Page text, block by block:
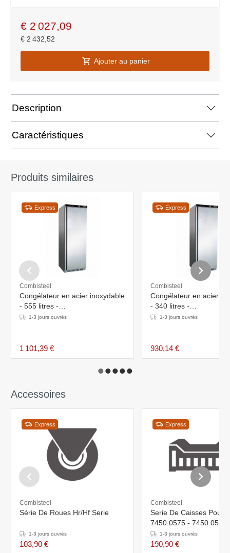
€ 2 027,09
€ 2 432,52
Ajouter au panier
Description
Caractéristiques
Produits similaires
Express
Combisteel
Congélateur en acier inoxydable
- 555 litres -
775x695x(h)1850mm
1-3 jours ouvrés
1 101,39 €
Express
Combisteel
Congélateur en acier
- 340 litres -
600x585x(h)1850mm
1-3 jours ouvrés
930,14 €
Accessoires
Express
Combisteel
Série De Roues Hr/Hf Serie
1-3 jours ouvrés
103,90 €
Express
Combisteel
Serie De Caisses Pour
7450.0575 - 7450.0576
1-3 jours ouvrés
190,90 €